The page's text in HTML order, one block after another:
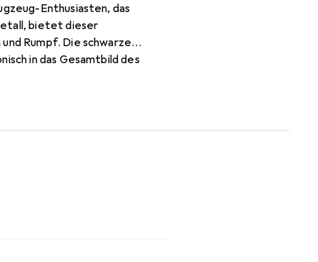
Enthusiasten, das
bietet dieser
Rumpf. Die schwarze
in das Gesamtbild des
einem Artikel pro
Betrieb von RC-Flugzeugen
die ihre Flugerlebnisse